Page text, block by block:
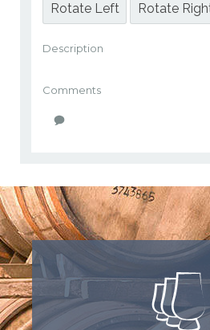
Rotate Left Rotate
Description
Comments